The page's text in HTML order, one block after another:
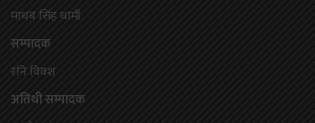
माधब सिंह धामी
सम्पादक
रनि विवश
अतिथी सम्पादक